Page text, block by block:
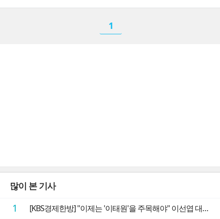
1
많이 본 기사
1 [KBS경제한방] "이제는 '이태원'을 주목해야" 이선엽 대표가 말하는 AI 시대 투자 성과를 가르는 지점들